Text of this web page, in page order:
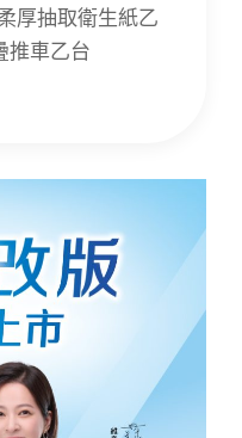
厚抽取衛生紙乙
推車乙台